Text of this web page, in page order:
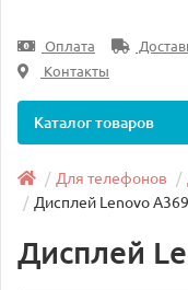
Оплата
Контакты
Каталог товаров
Для телефонов
Дисплей Lenovo
Дисплей